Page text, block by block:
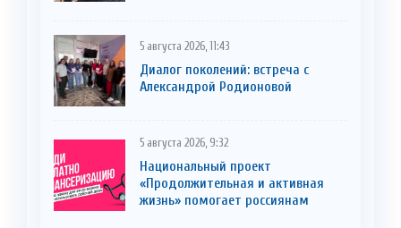
5 августа 2026, 11:43
Диалог поколений: встреча с
Александрой Родионовой
5 августа 2026, 9:32
Национальный проект
«Продолжительная и активная
жизнь» помогает россиянам